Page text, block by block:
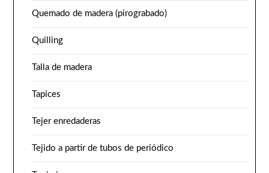
Quemado de madera (pirograbado)
Quilling
Talla de madera
Tapices
Tejer enredaderas
Tejido a partir de tubos de periódico